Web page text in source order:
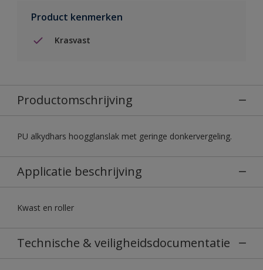
Product kenmerken
Krasvast
Productomschrijving
PU alkydhars hoogglanslak met geringe donkervergeling.
Applicatie beschrijving
Kwast en roller
Technische & veiligheidsdocumentatie